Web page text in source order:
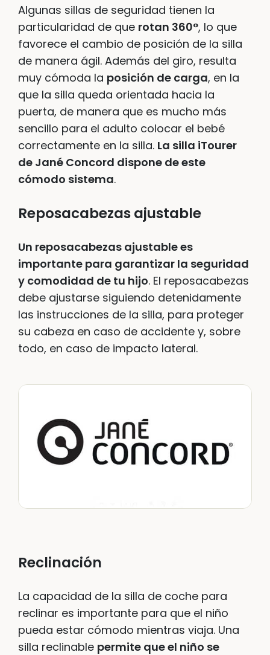
Algunas sillas de seguridad tienen la
particularidad de que rotan 360°, lo que
favorece el cambio de posición de la silla
de manera ágil. Además del giro, resulta
muy cómoda la posición de carga, en la
que la silla queda orientada hacia la
puerta, de manera que es mucho más
sencillo para el adulto colocar el bebé
correctamente en la silla. La silla iTourer
de Jané Concord dispone de este
cómodo sistema.
Reposacabezas ajustable
Un reposacabezas ajustable es
importante para garantizar la seguridad
y comodidad de tu hijo. El reposacabezas
debe ajustarse siguiendo detenidamente
las instrucciones de la silla, para proteger
su cabeza en caso de accidente y, sobre
todo, en caso de impacto lateral.
Reclinación
La capacidad de la silla de coche para
reclinar es importante para que el niño
pueda estar cómodo mientras viaja. Una
silla reclinable permite que el niño se